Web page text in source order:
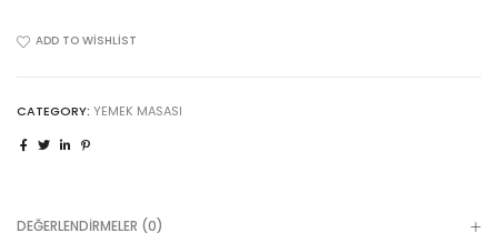
ADD TO WISHLIST
CATEGORY: YEMEK MASASI
DEĞERLENDIRMELER (0)